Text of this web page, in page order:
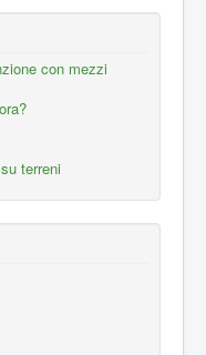
con mezzi
terreni